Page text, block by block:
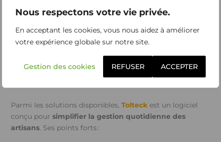
Nous respectons votre vie privée.
En acceptant les cookies, vous nous aidez à améliorer
votre expérience globale sur notre site.
Gestion des cookies REFUSER ACCEPTER
complexes.
Support et accompagnement
: tutoriels clairs, service
client réactif et prise en main rapide.
Tolteck : un allié pensé pour les
artisans du bâtiment
Parmi les solutions disponibles,Tolteck est un logiciel
conçu poursimplifier la gestion quotidienne des
artisans. Ses points forts :